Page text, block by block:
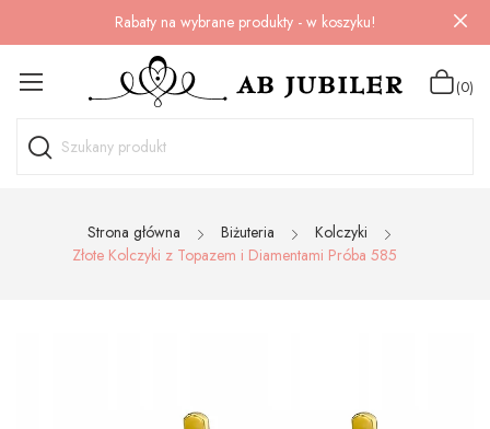
Rabaty na wybrane produkty - w koszyku!
(0)
Strona główna Biżuteria
Kolczyki
Złote Kolczyki z Topazem i Diamentami Próba 585